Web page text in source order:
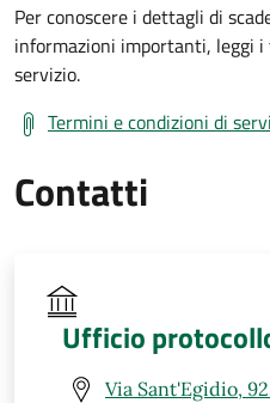
Per conoscere i dettagli di
informazioni importanti, leggi
servizio.
Termini e condizioni di
Contatti
Ufficio
Via Sant'Egidio,